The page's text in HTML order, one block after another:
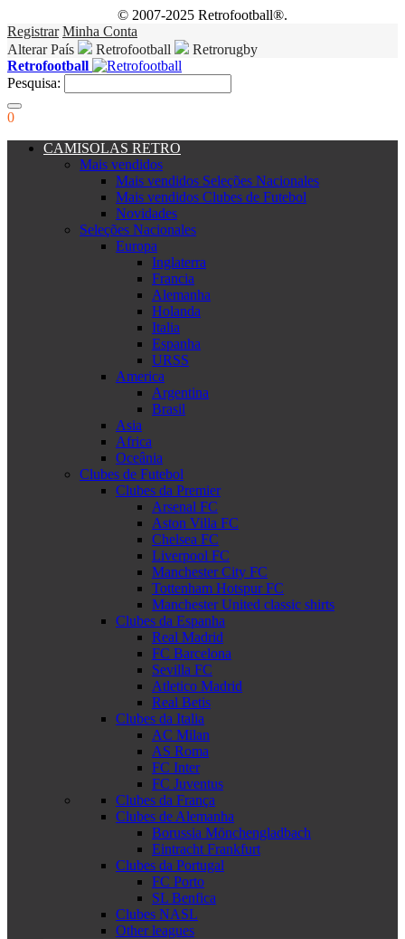
© 2007-2025 Retrofootball®.
Registrar Minha Conta
Alterar País
Retrofootball
Retrorugby
Retrofootball
Pesquisa:
0
CAMISOLAS RETRO
Mais vendidos
Mais vendidos Seleções Nacionales
Mais vendidos Clubes de Futebol
Novidades
Seleções Nacionales
Europa
Inglaterra
Francia
Alemanha
Holanda
Italia
Espanha
URSS
America
Argentina
Brasil
Asia
Africa
Oceânia
Clubes de Futebol
Clubes da Premier
Arsenal FC
Aston Villa FC
Chelsea FC
Liverpool FC
Manchester City FC
Tottenham Hotspur FC
Manchester United classic shirts
Clubes da Espanha
Real Madrid
FC Barcelona
Sevilla FC
Atletico Madrid
Real Betis
Clubes da Italia
AC Milan
AS Roma
FC Inter
FC Juventus
Clubes da França
Clubes de Alemanha
Borussia Mönchengladbach
Eintracht Frankfurt
Clubes da Portugal
FC Porto
SL Benfica
Clubes NASL
Other leagues